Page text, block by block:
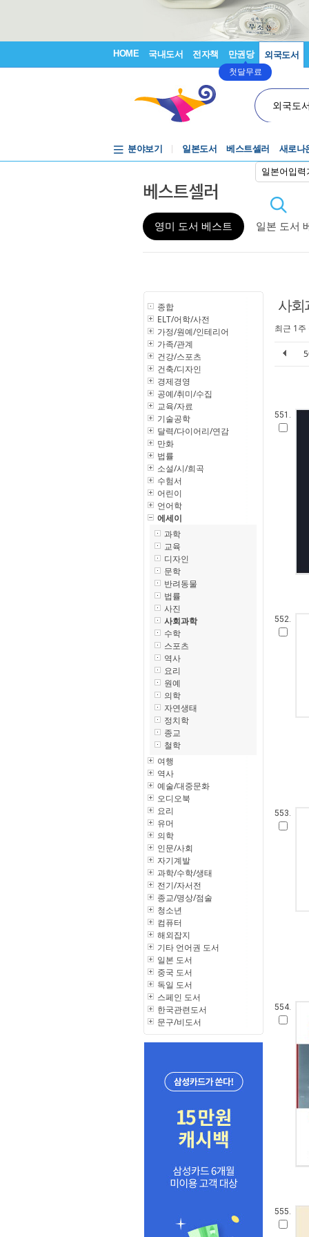
HOME 국내도서 전자책 만권당
첫달무료
외국도서
외국도
일본어입력
분야보기 일본도서 베스트셀러 새로나
베스트셀러
영미 도서 베스트 일본 도서
종합
ELT/어학/사전
가정/원예/인테리어
가족/관계
건강/스포츠
건축/디자인
경제경영
공예/취미/수집
교육/자료
기술공학
달력/다이어리/연감
만화
법률
소설/시/희곡
수험서
어린이
언어학
에세이
과학
교육
디자인
문학
반려동물
법률
사진
사회과학
수학
스포츠
역사
요리
원예
의학
자연생태
정치학
종교
철학
여행
역사
예술/대중문화
오디오북
요리
유머
의학
인문/사회
자기계발
과학/수학/생태
전기/자서전
종교/명상/점술
청소년
컴퓨터
해외잡지
기타 언어권 도서
일본 도서
중국 도서
독일 도서
스페인 도서
한국관련도서
문구/비도서
사회
최근 1
551.
552.
553.
554.
555.